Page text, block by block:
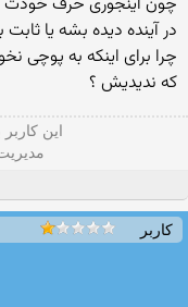
در آینده دیده بشه یا
چرا برای اینکه به پوچی
که ندیدیش ؟
این
کاربر